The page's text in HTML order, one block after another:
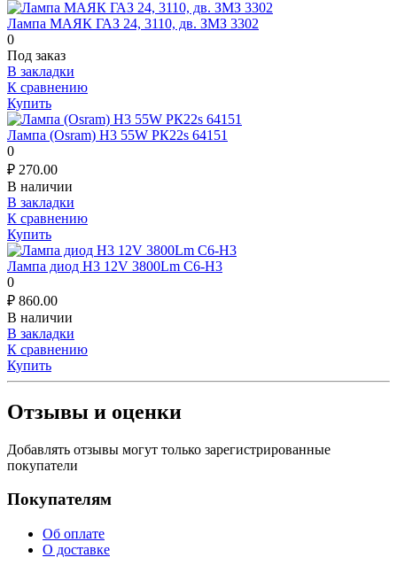
Лампа МАЯК ГАЗ 24, 3110, дв. ЗМЗ 3302
0
Под заказ
В закладки
К сравнению
Купить
Лампа (Osram) H3 55W РК22s 64151
0
₽ 270.00
В наличии
В закладки
К сравнению
Купить
Лампа диод H3 12V 3800Lm C6-H3
0
₽ 860.00
В наличии
В закладки
К сравнению
Купить
Отзывы и оценки
Добавлять отзывы могут только зарегистрированные
покупатели
Покупателям
Об оплате
О доставке